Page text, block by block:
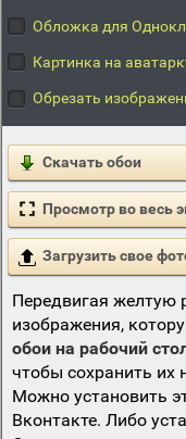
Обложка для
Картинка на
Обрезать
Скачать обои
Просмотр во весь
Загрузить свое
Передвигая желтую
изображения,
обои на рабочий
чтобы сохранить их
Можно установить
Вконтакте. Либо